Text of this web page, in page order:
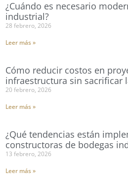
¿Cuándo es necesario
industrial?
28 febrero, 2026
Leer más »
Cómo reducir costos en
infraestructura sin sacrificar
20 febrero, 2026
Leer más »
¿Qué tendencias están
constructoras de bodegas
13 febrero, 2026
Leer más »